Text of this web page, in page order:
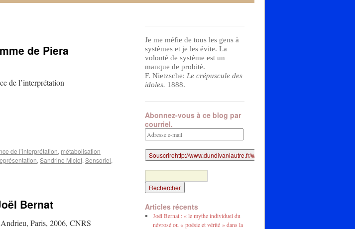
de Piera
de l’interprétation
de l’interprétation, métabolisation
, Sandrine Miclot, Sensoriel,
Bernat
Paris, 2006, CNRS
Je me méfie de tous les gens à
systèmes et je les évite. La
volonté de système est un
manque de probité.
F. Nietzsche: Le crépuscule des
idoles. 1888.
Abonnez-vous à ce blog par
courriel.
Adresse
e-
mail
Articles récents
Joël Bernat : « le mythe individuel du
névrosé ou « poésie et vérité » dans la